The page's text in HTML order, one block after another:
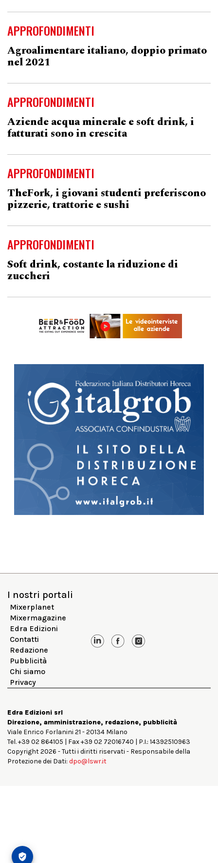
APPROFONDIMENTI
Agroalimentare italiano, doppio primato
nel 2021
APPROFONDIMENTI
Aziende acqua minerale e soft drink, i
fatturati sono in crescita
APPROFONDIMENTI
TheFork, i giovani studenti preferiscono
pizzerie, trattorie e sushi
APPROFONDIMENTI
Soft drink, costante la riduzione di
zuccheri
I nostri portali
Mixerplanet
Mixermagazine
Edra Edizioni
Contatti
Redazione
Pubblicità
Chi siamo
Privacy
Edra Edizioni srl
Direzione, amministrazione, redazione, pubblicità
Viale Enrico Forlanini 21 - 20134 Milano
Tel. +39 02 864105 | Fax +39 02 72016740 | P.I.: 14392510963
Copyright 2026 - Tutti i diritti riservati - Responsabile della
Protezione dei Dati: dpo@lswr.it